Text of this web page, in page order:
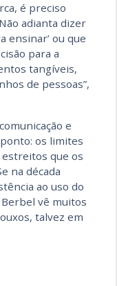
é preciso
adianta dizer
ensinar’ ou que
para a
tangíveis,
de pessoas”,
e
os limites
estreitos que os
na década
ao uso do
vê muitos
talvez em